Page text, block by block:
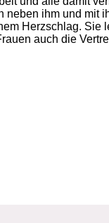
ihm und mit
Herzschlag. Sie
auch die